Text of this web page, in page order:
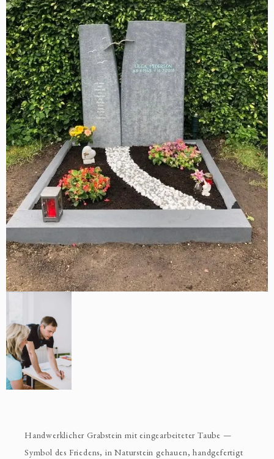
Handwerklicher Grabstein mit eingearbeiteter Taube —
Symbol des Friedens, in Naturstein gehauen, handgefertigt